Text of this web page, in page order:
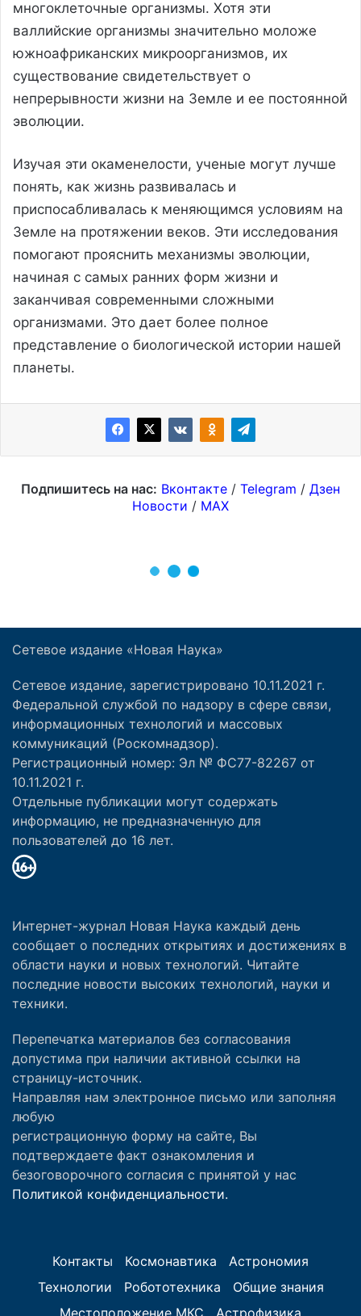
Сетевое издание «Новая Наука»
Сетевое издание, зарегистрировано 10.11.2021 г.
Федеральной службой по надзору в сфере связи,
информационных технологий и массовых
коммуникаций (Роскомнадзор).
Регистрационный номер: Эл № ФС77-82267 от
10.11.2021 г.
Отдельные публикации могут содержать
информацию, не предназначенную для
пользователей до 16 лет.
Интернет-журнал Новая Наука каждый день
сообщает о последних открытиях и достижениях в
области науки и новых технологий. Читайте
последние новости высоких технологий, науки и
техники.
Перепечатка материалов без согласования
допустима при наличии активной ссылки на
страницу-источник.
Направляя нам электронное письмо или заполняя
любую
регистрационную форму на сайте, Вы
подтверждаете факт ознакомления и
безоговорочного согласия с принятой у нас
Политикой конфиденциальности.
Контакты Космонавтика
Астрономия
Технологии
Робототехника
Общие знания